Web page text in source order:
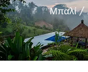
Μπαλί /